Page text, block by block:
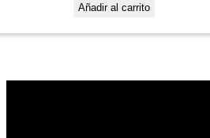
Añadir al carrito